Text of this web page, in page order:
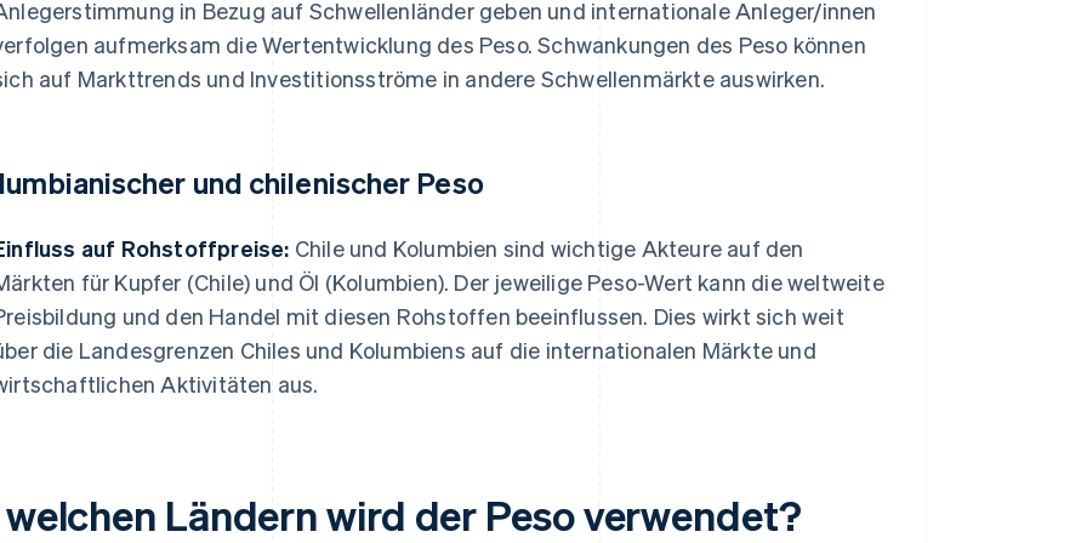
in Bezug auf Schwellenländer geben und internationale Anleger/innen
aufmerksam die Wertentwicklung des Peso. Schwankungen des Peso können
auf Markttrends und Investitionsströme in andere Schwellenmärkte auswirken.
und chilenischer Peso
auf Rohstoffpreise: Chile und Kolumbien sind wichtige Akteure auf den
für Kupfer (Chile) und Öl (Kolumbien). Der jeweilige Peso-Wert kann die weltweite
und den Handel mit diesen Rohstoffen beeinflussen. Dies wirkt sich weit
die Landesgrenzen Chiles und Kolumbiens auf die internationalen Märkte und
Aktivitäten aus.
Ländern wird der Peso verwendet?